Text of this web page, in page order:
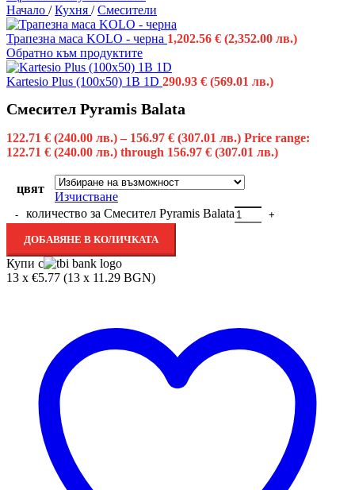
Начало / Кухня / Смесители
Трапезна маса KOLO - черна 1,202.56 € (2,352.00 лв.)
Обратно към продуктите
Kartesio Plus (100x50) 1B 1D 290.93 € (569.01 лв.)
Смесител Pyramis Balata
122.71 € (240.00 лв.) – 156.97 € (307.01 лв.) Price range:
122.71 € (240.00 лв.) through 156.97 € (307.01 лв.)
цвят
Изчистване
количество за Смесител Pyramis Balata
ДОБАВЯНЕ В КОЛИЧКАТА
Купи с
13 x €5.77 (13 x 11.29 BGN)